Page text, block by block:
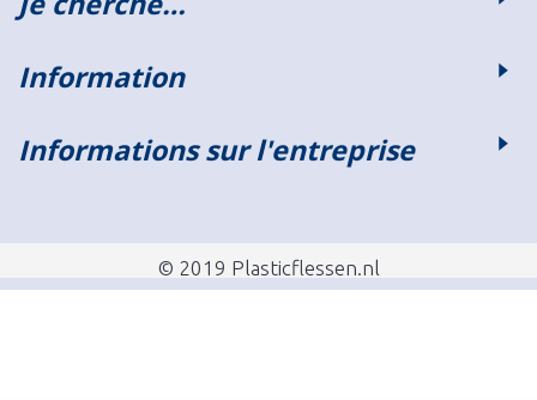
Information
Informations sur l'entreprise
© 2019 Plasticflessen.nl